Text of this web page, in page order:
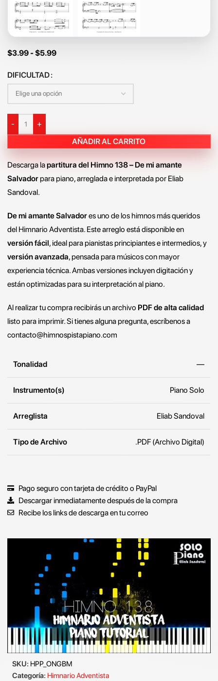
$3.99 - $5.99
DIFICULTAD
-
+
AÑADIR AL CARRITO
Descarga lapartitura del Himno 138 – De mi amante
Salvadorpara piano, arreglada e interpretada por Eliab
Sandoval.
De mi amante Salvadores uno de los himnos más queridos
del Himnario Adventista. Este arreglo está disponible en
versión fácil, ideal para pianistas principiantes e intermedios, y
versión avanzada, pensada para músicos con mayor
experiencia técnica. Ambas versiones incluyen digitación y
están optimizadas para su interpretación al piano.
Al realizar tu compra recibirás un archivo PDF de alta calidad
listo para imprimir. Si tienes alguna pregunta, escríbenos a
contacto@himnospistapiano.com
Tonalidad —
Instrumento(s) Piano Solo
Arreglista Eliab Sandoval
Tipo de Archivo .PDF (Archivo Digital)
Pago seguro con tarjeta de crédito o PayPal
Descargar inmediatamente después de la compra
Recibe los links de descarga en tu correo
SKU: HPP_ONGBM
Categoría: Himnario Adventista